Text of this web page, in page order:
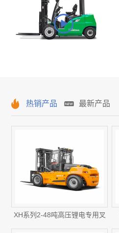
热销产品 最新产品
XH系列2-48吨高压锂电专用叉
车